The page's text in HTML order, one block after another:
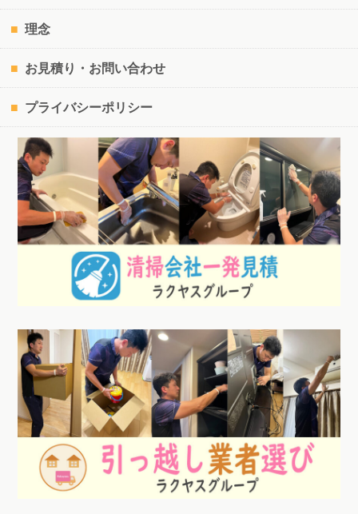
理念
お見積り・お問い合わせ
プライバシーポリシー